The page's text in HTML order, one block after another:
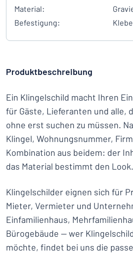
Material:
Befestigung:
Produktbeschreibung
Ein Klingelschild macht Ihren
für Gäste, Lieferanten und alle,
ohne erst suchen zu müssen.
Klingel, Wohnungsnummer,
Kombination aus beidem: der
das Material bestimmt den Look.
Klingelschilder eignen sich für
Mieter, Vermieter und
Einfamilienhaus,
Bürogebäude — wer
möchte, findet bei uns die